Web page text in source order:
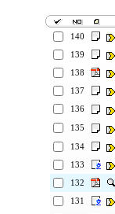
140
139
138
137
136
135
134
133
132
131